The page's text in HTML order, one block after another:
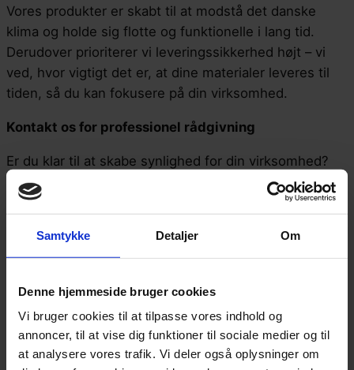
Samtykke Detaljer Om
Denne hjemmeside bruger cookies
Vi bruger cookies til at tilpasse vores indhold og
annoncer, til at vise dig funktioner til sociale medier og til
at analysere vores trafik. Vi deler også oplysninger om
Vores produkter er skabt til at modstå det danske
klima og holde sig flotte og funktionelle i lang tid.
Derudover prioriterer vi leveringssikkerhed højt – vi
ved, hvor vigtigt det er, at dine materialer leveres til
tiden, så du kan fokusere på din virksomhed.
Kontakt os for professionel rådgivning
Er du klar til at skabe synlighed for din virksomhed?
Eller har du spørgsmål til vores produkter og services?
Vores erfarne team står klar til at rådgive dig og
Kontakt os i dag for en uforpligtende samtale eller et
skræddersyet tilbud – vi glæder os til at gøre din
vision til virkelighed.
Holdet bag